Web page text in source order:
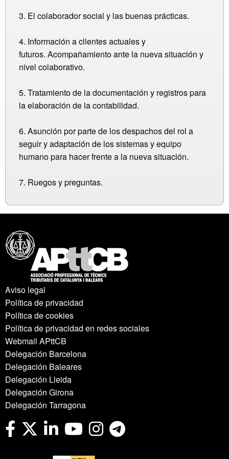
3. El colaborador social y las buenas prácticas.
4. Información a clientes actuales y
futuros. Acompañamiento ante la nueva situación y
nivel colaborativo.
5. Tratamiento de la documentación y registros para
la elaboración de la contabilidad.
6. Asunción por parte de los despachos del rol a
seguir y adaptación de los sistemas y equipo
humano para hacer frente a la nueva situación.
7. Ruegos y preguntas.
Aviso legal
Política de privacidad
Política de cookies
Política de privacidad en redes sociales
Webmail APttCB
Delegación Barcelona
Delegación Baleares
Delegación Lleida
Delegación Girona
Delegación Tarragona